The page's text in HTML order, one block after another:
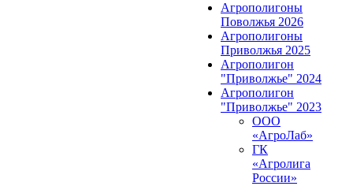
Агрополигоны
Поволжья 2026
Агрополигоны
Приволжья 2025
Агрополигон
"Приволжье" 2024
Агрополигон
"Приволжье" 2023
ООО
«АгроЛаб»
ГК
«Агролига
России»